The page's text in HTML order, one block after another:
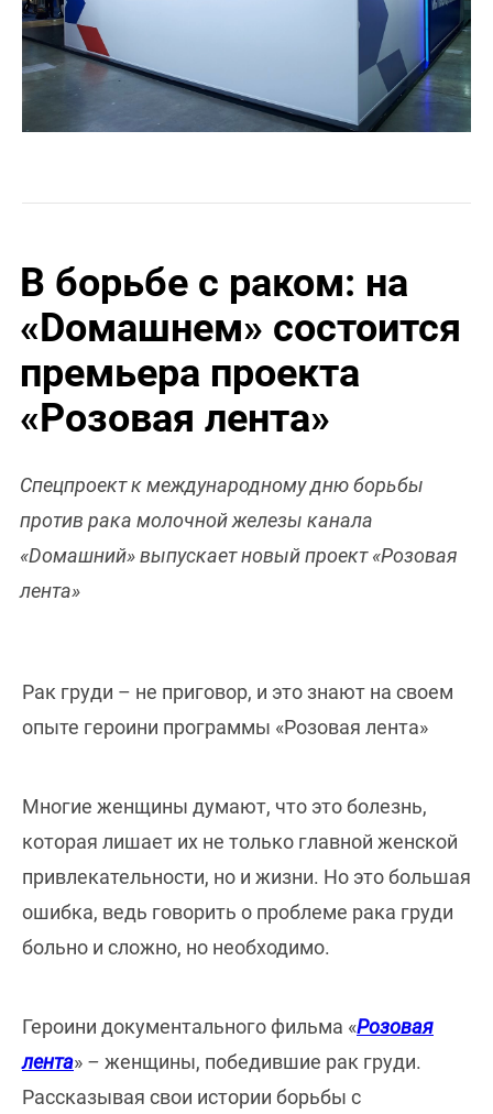
В борьбе с раком: на
«Dомашнем» состоится
премьера проекта
«Розовая лента»
Спецпроект к международному дню борьбы
против рака молочной железы канала
«Dомашний» выпускает новый проект «Розовая
лента»
Рак груди – не приговор, и это знают на своем
опыте героини программы «Розовая лента»
Многие женщины думают, что это болезнь,
которая лишает их не только главной женской
привлекательности, но и жизни. Но это большая
ошибка, ведь говорить о проблеме рака груди
больно и сложно, но необходимо.
Героини документального фильма «Розовая
лента» – женщины, победившие рак груди.
Рассказывая свои истории борьбы с